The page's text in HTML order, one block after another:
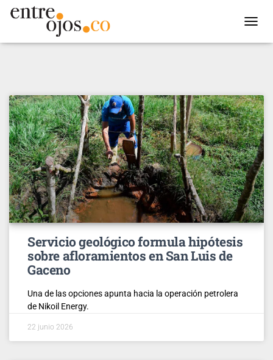
Servicio geológico formula hipótesis
sobre afloramientos en San Luis de
Gaceno
Una de las opciones apunta hacia la operación petrolera
de Nikoil Energy.
22 junio 2026